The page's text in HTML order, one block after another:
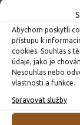
Abychom poskytli
přístupu k
cookies. Souhlas s
údaje, jako je
Nesouhlas nebo
vlastnosti a funkce.
Spravovat služby
ROZHODNUTÍ O
PRO ROK 2026
10. 4. 2026